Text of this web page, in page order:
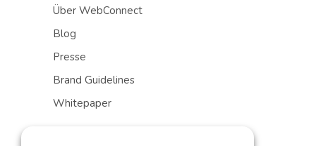
Über WebConnect
Blog
Presse
Brand Guidelines
Whitepaper